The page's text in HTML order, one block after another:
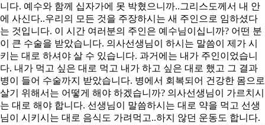
니다. 예수와 함께 십자가에 못 박혔으니까..그리스도께서 내 안
에 사신다..우리의 모든 것을 주장하시는 새 주인으로 임하셨다
는 것입니다. 이 시간 여러분의 주인은 예수님이십니까? 어떤 분
이 큰 수술을 받았습니다. 의사선생님이 하시는 말씀이 제가 시
키는 대로 하셔야 살 수 있습니다. 과거에는 내가 주인이었습니
다. 내가 먹고 싶은 대로 먹고 내가 하고 싶은 대로 했고 그 결과
병이 들어 수술까지 받았습니다. 병에서 회복되어 건강한 몸으로
살기 위해서는 어떻게 해야 하겠습니까? 의사선생님이 가르치시
는 대로 해야 합니다. 선생님이 말씀하시는 대로 약을 먹고 선생
님이 시키시는 대로 음식도 가려먹고..하지 않던 운동도 합니다.